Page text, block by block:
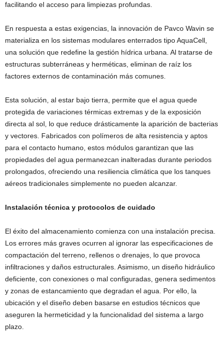
facilitando el acceso para limpiezas profundas.
En respuesta a estas exigencias, la innovación de Pavco Wavin se
materializa en los sistemas modulares enterrados tipo AquaCell,
una solución que redefine la gestión hídrica urbana. Al tratarse de
estructuras subterráneas y herméticas, eliminan de raíz los
factores externos de contaminación más comunes.
Esta solución, al estar bajo tierra, permite que el agua quede
protegida de variaciones térmicas extremas y de la exposición
directa al sol, lo que reduce drásticamente la aparición de bacterias
y vectores. Fabricados con polímeros de alta resistencia y aptos
para el contacto humano, estos módulos garantizan que las
propiedades del agua permanezcan inalteradas durante periodos
prolongados, ofreciendo una resiliencia climática que los tanques
aéreos tradicionales simplemente no pueden alcanzar.
Instalación técnica y protocolos de cuidado
El éxito del almacenamiento comienza con una instalación precisa.
Los errores más graves ocurren al ignorar las especificaciones de
compactación del terreno, rellenos o drenajes, lo que provoca
infiltraciones y daños estructurales. Asimismo, un diseño hidráulico
deficiente, con conexiones o mal configuradas, genera sedimentos
y zonas de estancamiento que degradan el agua. Por ello, la
ubicación y el diseño deben basarse en estudios técnicos que
aseguren la hermeticidad y la funcionalidad del sistema a largo
plazo.